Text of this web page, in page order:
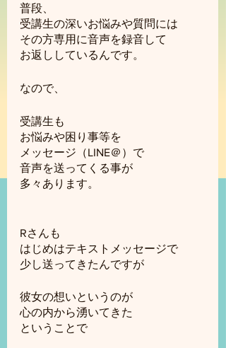
普段、
受講生の深いお悩みや質問には
その方専用に音声を録音して
お返ししているんです。
なので、
受講生も
お悩みや困り事等を
メッセージ（LINE＠）で
音声を送ってくる事が
多々あります。
Rさんも
はじめはテキストメッセージで
少し送ってきたんですが
彼女の想いというのが
心の内から湧いてきた
ということで